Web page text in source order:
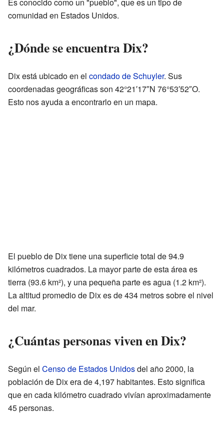
comunidad en Estados Unidos.
¿Dónde se encuentra Dix?
Dix está ubicado en el condado de Schuyler. Sus
coordenadas geográficas son 42°21′17″N 76°53′52″O.
Esto nos ayuda a encontrarlo en un mapa.
El pueblo de Dix tiene una superficie total de 94.9
kilómetros cuadrados. La mayor parte de esta área es
tierra (93.6 km²), y una pequeña parte es agua (1.2 km²).
La altitud promedio de Dix es de 434 metros sobre el nivel
del mar.
¿Cuántas personas viven en Dix?
Según el Censo de Estados Unidosdel año 2000, la
población de Dix era de 4,197 habitantes. Esto significa
que en cada kilómetro cuadrado vivían aproximadamente
45 personas.